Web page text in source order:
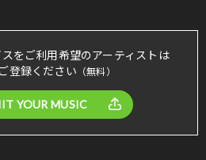
をご利用希望のアーティストは
登録ください （無料）
YOUR MUSIC